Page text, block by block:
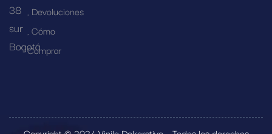
38
sur
Bogotá
Devoluciones
Cómo
Comprar